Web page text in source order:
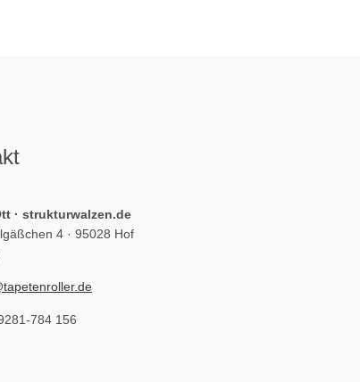
· strukturwalzen.de
4 · 95028 Hof
784 156